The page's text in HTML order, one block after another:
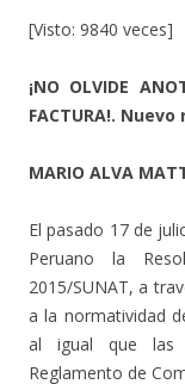
[Visto: 9840 veces]
¡NO OLVIDE
FACTURA!.
MARIO ALVA
El pasado 17 de
Peruano la
2015/SUNAT, a
a la normatividad
al igual que las
Reglamento de